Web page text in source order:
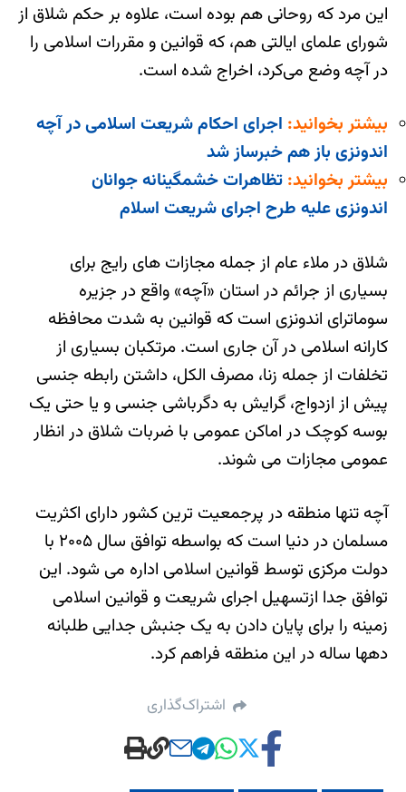
این مرد که روحانی هم بوده است، علاوه بر حکم شلاق از
شورای علمای ایالتی هم، که قوانین و مقررات اسلامی را
در آچه وضع می‌کرد، اخراج شده است.
بیشتر بخوانید: اجرای احکام شریعت اسلامی در آچه
اندونزی باز هم خبرساز شد
بیشتر بخوانید: تظاهرات خشمگینانه جوانان
اندونزی علیه طرح اجرای شریعت اسلام
شلاق در ملاء عام از جمله مجازات های رایج برای
بسیاری از جرائم در استان «آچه» واقع در جزیره
سوماترای اندونزی است که قوانین به شدت محافظه
کارانه اسلامی در آن جاری است. مرتکبان بسیاری از
تخلفات از جمله زنا، مصرف الکل، داشتن رابطه جنسی
پیش از ازدواج، گرایش به دگرباشی جنسی و یا حتی یک
بوسه کوچک در اماکن عمومی با ضربات شلاق در انظار
عمومی مجازات می شوند.
آچه تنها منطقه در پرجمعیت ترین کشور دارای اکثریت
مسلمان در دنیا است که بواسطه توافق سال ۲۰۰۵ با
دولت مرکزی توسط قوانین اسلامی اداره می شود. این
توافق جدا ازتسهیل اجرای شریعت و قوانین اسلامی
زمینه را برای پایان دادن به یک جنبش جدایی طلبانه
دهها ساله در این منطقه فراهم کرد.
اشتراک‌گذاری